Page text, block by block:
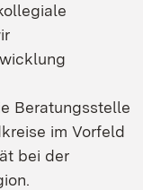
Beratungsstelle
im Vorfeld
bei der